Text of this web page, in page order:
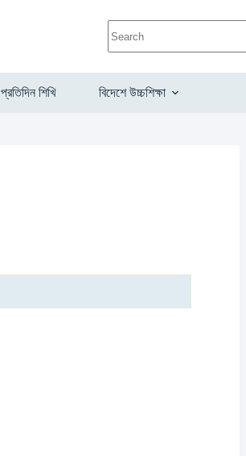
প্রতিদিন শিখি বিদেশে উচ্চশিক্ষা